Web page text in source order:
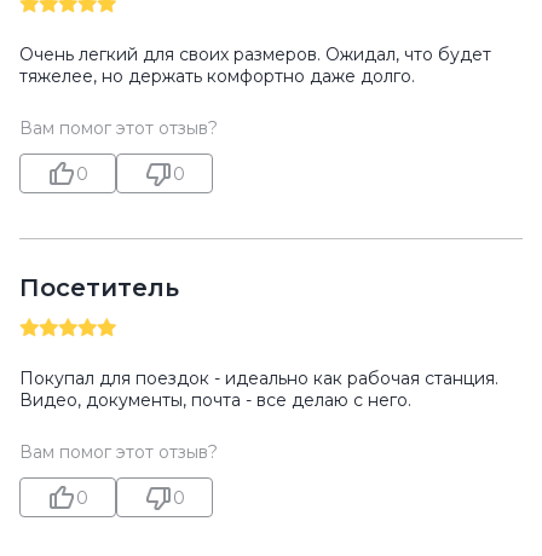
Очень легкий для своих размеров. Ожидал, что будет
тяжелее, но держать комфортно даже долго.
Вам помог этот отзыв?
0 0
Посетитель
Покупал для поездок - идеально как рабочая станция.
Видео, документы, почта - все делаю с него.
Вам помог этот отзыв?
0 0